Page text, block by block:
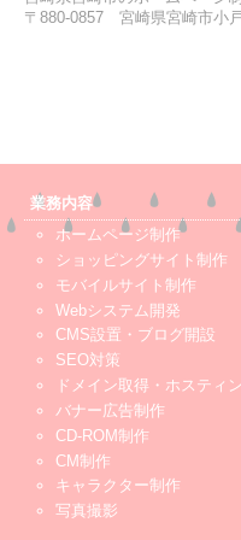
〒880-0857 宮崎県宮崎市小
業務内容
ホームページ制作
ショッピングサイト制作
モバイルサイト制作
Webシステム開発
CMS設置・ブログ開設
SEO対策
ドメイン取得・ホスティ
バナー広告制作
CD-ROM制作
CM制作
キャラクター制作
写真撮影